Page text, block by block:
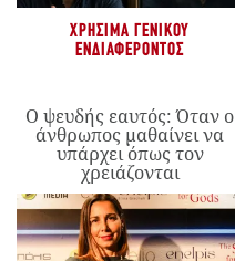
ΧΡΉΣΙΜΑ ΓΕΝΙΚΟΎ
ΕΝΔΙΑΦΈΡΟΝΤΟΣ
Ο ψευδής εαυτός: Όταν ο
άνθρωπος μαθαίνει να
υπάρχει όπως τον
χρειάζονται